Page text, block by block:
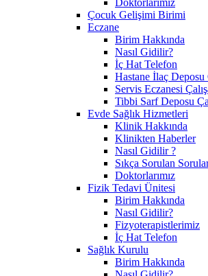
Çocuk Gelişimi Birimi
Eczane
Birim Hakkında
Nasıl Gidilir?
İç Hat Telefon
Hastane İlaç Deposu
Servis Eczanesi
Tibbi Sarf Deposu
Evde Sağlık Hizmetleri
Klinik Hakkında
Klinikten Haberler
Nasıl Gidilir ?
Sıkça Sorulan
Doktorlarımız
Fizik Tedavi Ünitesi
Birim Hakkında
Nasıl Gidilir?
Fizyoterapistlerimiz
İç Hat Telefon
Sağlık Kurulu
Birim Hakkında